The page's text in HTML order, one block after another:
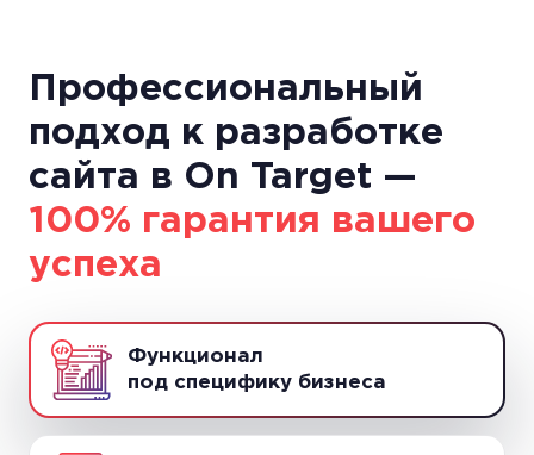
Профессиональный
подход к разработке
сайта в On Target —
100% гарантия вашего
успеха
Функционал
под специфику бизнеса